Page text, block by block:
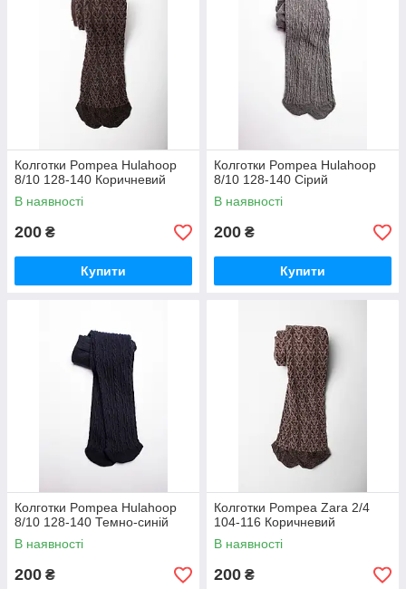
Колготки Pompea Hulahoop
8/10 128-140 Коричневий
В наявності
200 ₴
Купити
Колготки Pompea Hulahoop
8/10 128-140 Сірий
В наявності
200 ₴
Купити
Колготки Pompea Hulahoop
8/10 128-140 Темно-синій
В наявності
200 ₴
Колготки Pompea Zara 2/4
104-116 Коричневий
В наявності
200 ₴